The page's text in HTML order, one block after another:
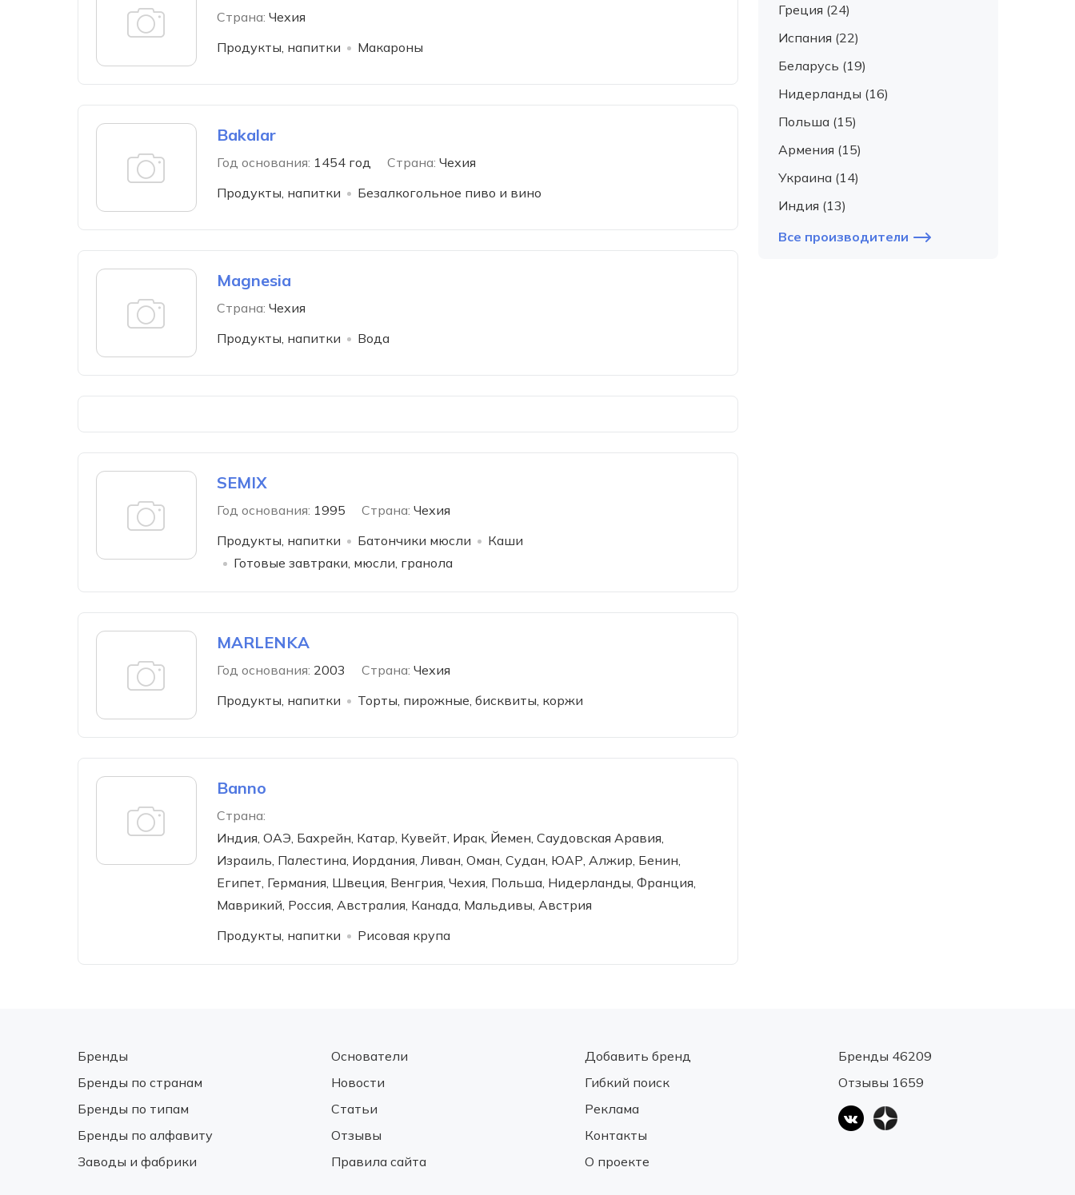
Страна: Чехия
Продукты, напитки
Макароны
Bakalar
Год основания: 1454 год Страна: Чехия
Продукты, напитки
Безалкогольное пиво и вино
Magnesia
Страна: Чехия
Продукты, напитки
Вода
SEMIX
Год основания: 1995 Страна: Чехия
Продукты, напитки
Батончики мюсли
Каши
Готовые завтраки, мюсли, гранола
MARLENKA
Год основания: 2003 Страна: Чехия
Продукты, напитки
Торты, пирожные, бисквиты, коржи
Banno
Страна:
Индия, ОАЭ, Бахрейн, Катар, Кувейт, Ирак, Йемен, Саудовская Аравия,
Израиль, Палестина, Иордания, Ливан, Оман, Судан, ЮАР, Алжир, Бенин,
Египет, Германия, Швеция, Венгрия, Чехия, Польша, Нидерланды, Франция,
Маврикий, Россия, Австралия, Канада, Мальдивы, Австрия
Продукты, напитки
Рисовая крупа
Греция (24)
Испания (22)
Беларусь (19)
Нидерланды (16)
Польша (15)
Армения (15)
Украина (14)
Индия (13)
Все производители
Бренды
Бренды по странам
Бренды по типам
Бренды по алфавиту
Заводы и фабрики
Основатели
Новости
Статьи
Отзывы
Правила сайта
Добавить бренд
Гибкий поиск
Реклама
Контакты
О проекте
Бренды 46209
Отзывы 1659